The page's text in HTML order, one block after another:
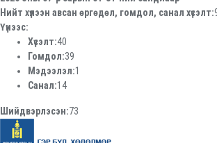
Нийт хүлээн авсан өргөдөл, гомдол, санал хүсэлт:
Үүнээс:
Хүсэлт:40
Гомдол:39
Мэдээлэл:1
Санал:14
Шийдвэрлэсэн:73